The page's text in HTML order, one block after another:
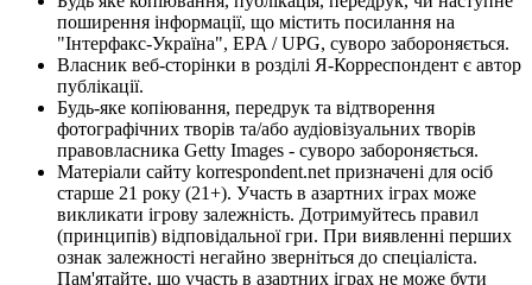
поширення інформації, що містить посилання на
"Інтерфакс-Україна", EPA / UPG, суворо забороняється.
Власник веб-сторінки в розділі Я-Корреспондент є автор
публікації.
Будь-яке копіювання, передрук та відтворення
фотографічних творів та/або аудіовізуальних творів
правовласника Getty Images - суворо забороняється.
Матеріали сайту korrespondent.net призначені для осіб
старше 21 року (21+). Участь в азартних іграх може
викликати ігрову залежність. Дотримуйтесь правил
(принципів) відповідальної гри. При виявленні перших
ознак залежності негайно зверніться до спеціаліста.
Пам'ятайте, що участь в азартних іграх не може бути